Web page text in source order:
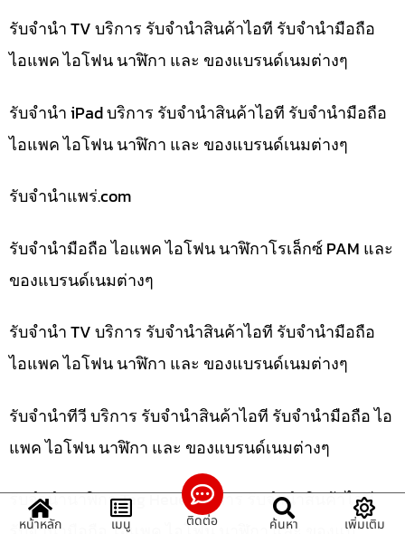
รับจำนำ TV บริการ รับจำนำสินค้าไอที รับจำนำมือถือ
ไอแพค ไอโฟน นาฬิกา และ ของแบรนด์เนมต่างๆ
รับจำนำ iPad บริการ รับจำนำสินค้าไอที รับจำนำมือถือ
ไอแพค ไอโฟน นาฬิกา และ ของแบรนด์เนมต่างๆ
รับจํานําแพร่.com
รับจำนำมือถือ ไอแพค ไอโฟน นาฬิกาโรเล็กซ์ PAM และ
ของแบรนด์เนมต่างๆ
รับจำนำ TV บริการ รับจำนำสินค้าไอที รับจำนำมือถือ
ไอแพค ไอโฟน นาฬิกา และ ของแบรนด์เนมต่างๆ
รับจำนำทีวี บริการ รับจำนำสินค้าไอที รับจำนำมือถือ ไอ
แพค ไอโฟน นาฬิกา และ ของแบรนด์เนมต่างๆ
รับจำนำนาฬิกา Tag Heuer บริการ รับจำนำสินค้าไอที
หน้าหลัก เมนู ติดต่อ ค้นหา เพิ่มเติม